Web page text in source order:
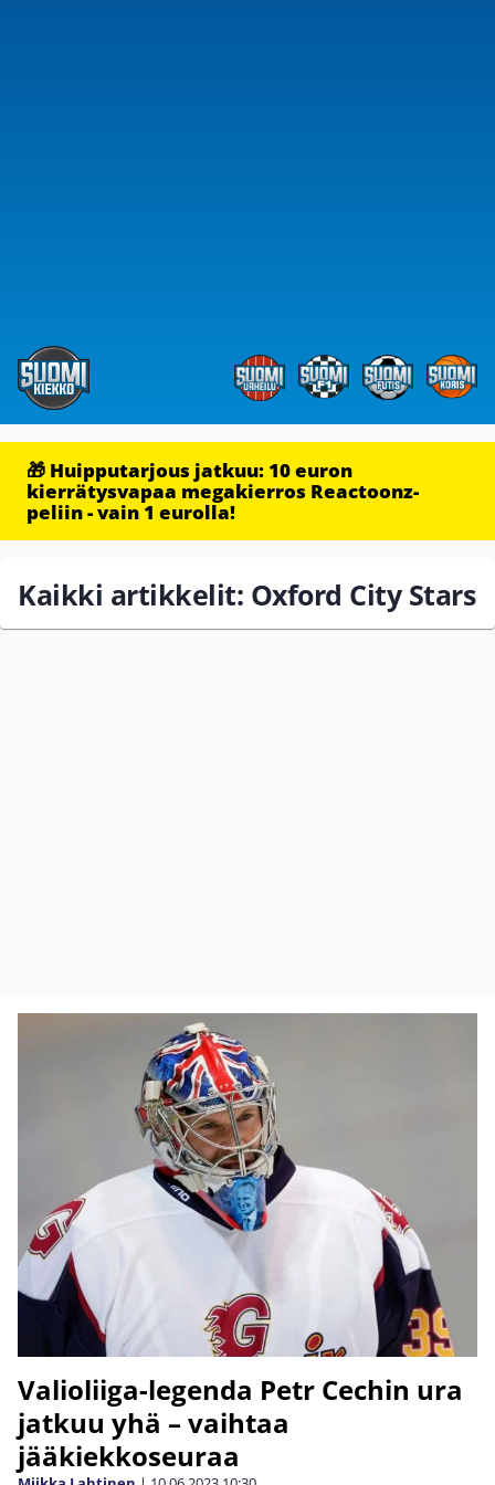
🎁 Huipputarjous jatkuu: 10 euron
kierrätysvapaa megakierros Reactoonz-
peliin - vain 1 eurolla!
Kaikki artikkelit: Oxford City Stars
Valioliiga-legenda Petr Cechin ura
jatkuu yhä – vaihtaa
jääkiekkoseuraa